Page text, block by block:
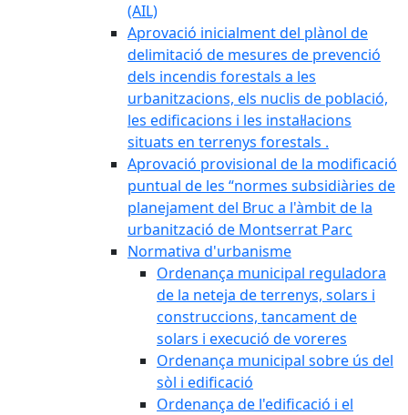
(AIL)
Aprovació inicialment del plànol de
delimitació de mesures de prevenció
dels incendis forestals a les
urbanitzacions, els nuclis de població,
les edificacions i les instal·lacions
situats en terrenys forestals .
Aprovació provisional de la modificació
puntual de les “normes subsidiàries de
planejament del Bruc a l'àmbit de la
urbanització de Montserrat Parc
Normativa d'urbanisme
Ordenança municipal reguladora
de la neteja de terrenys, solars i
construccions, tancament de
solars i execució de voreres
Ordenança municipal sobre ús del
sòl i edificació
Ordenança de l'edificació i el